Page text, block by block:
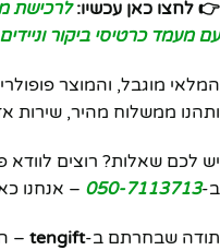
👉 לחצו כאן עכשיו: לרכישת
עם מעמד כרטיסי ביקור וניידים
המלאי מוגבל, והמוצר
ותהנו ממשלוח מהיר, שירות
יש לכם שאלות? רוצים לוודא
ב-050-7113713 – אנחנו
תודה שבחרתם ב-tengift
–